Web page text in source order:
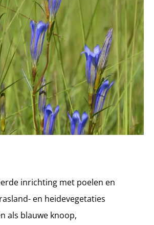
inrichting met poelen en
en heidevegetaties
als blauwe knoop,